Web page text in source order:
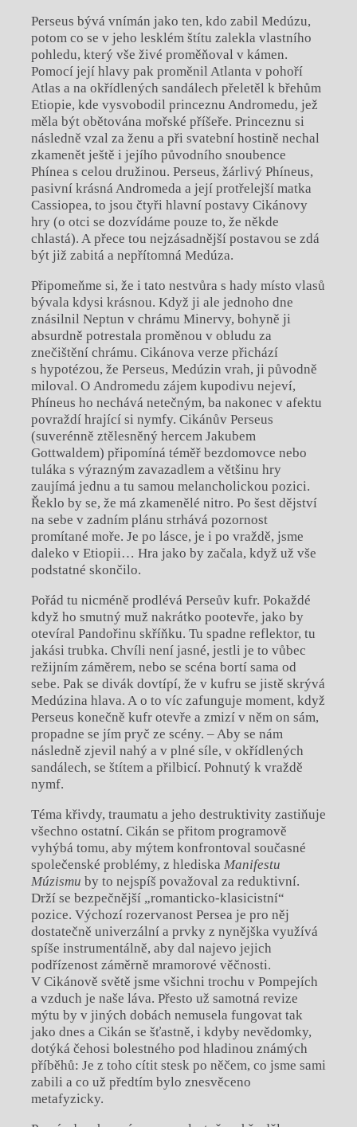
Perseus bývá vnímán jako ten, kdo zabil Medúzu,
potom co se v jeho lesklém štítu zalekla vlastního
pohledu, který vše živé proměňoval v kámen.
Pomocí její hlavy pak proměnil Atlanta v pohoří
Atlas a na okřídlených sandálech přeletěl k břehům
Etiopie, kde vysvobodil princeznu Andromedu, jež
měla být obětována mořské příšeře. Princeznu si
následně vzal za ženu a při svatební hostině nechal
zkamenět ještě i jejího původního snoubence
Phínea s celou družinou. Perseus, žárlivý Phíneus,
pasivní krásná Andromeda a její protřelejší matka
Cassiopea, to jsou čtyři hlavní postavy Cikánovy
hry (o otci se dozvídáme pouze to, že někde
chlastá). A přece tou nejzásadnější postavou se zdá
být již zabitá a nepřítomná Medúza.
Připomeňme si, že i tato nestvůra s hady místo vlasů
bývala kdysi krásnou. Když ji ale jednoho dne
znásilnil Neptun v chrámu Minervy, bohyně ji
absurdně potrestala proměnou v obludu za
znečištění chrámu. Cikánova verze přichází
s hypotézou, že Perseus, Medúzin vrah, ji původně
miloval. O Andromedu zájem kupodivu nejeví,
Phíneus ho nechává netečným, ba nakonec v afektu
povraždí hrající si nymfy. Cikánův Perseus
(suverénně ztělesněný hercem Jakubem
Gottwaldem) připomíná téměř bezdomovce nebo
tuláka s výrazným zavazadlem a většinu hry
zaujímá jednu a tu samou melancholickou pozici.
Řeklo by se, že má zkamenělé nitro. Po šest dějství
na sebe v zadním plánu strhává pozornost
promítané moře. Je po lásce, je i po vraždě, jsme
daleko v Etiopii… Hra jako by začala, když už vše
podstatné skončilo.
Pořád tu nicméně prodlévá Perseův kufr. Pokaždé
když ho smutný muž nakrátko pootevře, jako by
otevíral Pandořinu skříňku. Tu spadne reflektor, tu
jakási trubka. Chvíli není jasné, jestli je to vůbec
režijním záměrem, nebo se scéna bortí sama od
sebe. Pak se divák dovtípí, že v kufru se jistě skrývá
Medúzina hlava. A o to víc zafunguje moment, když
Perseus konečně kufr otevře a zmizí v něm on sám,
propadne se jím pryč ze scény. – Aby se nám
následně zjevil nahý a v plné síle, v okřídlených
sandálech, se štítem a přilbicí. Pohnutý k vraždě
nymf.
Téma křivdy, traumatu a jeho destruktivity zastiňuje
všechno ostatní. Cikán se přitom programově
vyhýbá tomu, aby mýtem konfrontoval současné
společenské problémy, z hlediska Manifestu
Múzismu by to nejspíš považoval za reduktivní.
Drží se bezpečnější „romanticko-klasicistní“
pozice. Výchozí rozervanost Persea je pro něj
dostatečně univerzální a prvky z nynějška využívá
spíše instrumentálně, aby dal najevo jejich
podřízenost záměrně mramorové věčnosti.
V Cikánově světě jsme všichni trochu v Pompejích
a vzduch je naše láva. Přesto už samotná revize
mýtu by v jiných dobách nemusela fungovat tak
jako dnes a Cikán se šťastně, i kdyby nevědomky,
dotýká čehosi bolestného pod hladinou známých
příběhů: Je z toho cítit stesk po něčem, co jsme sami
zabili a co už předtím bylo znesvěceno
metafyzicky.